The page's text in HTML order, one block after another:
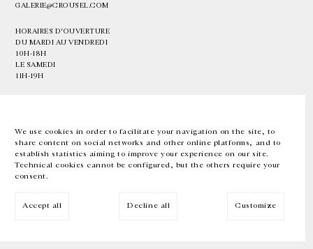
We use cookies in order to facilitate your navigation on the site, to
share content on social networks and other online platforms, and to
establish statistics aiming to improve your experience on our site.
Technical cookies cannot be configured, but the others require your
consent.
Accept all Decline all Customize
GALERIE@CROUSEL.COM
HORAIRES D'OUVERTURE
DU MARDI AU VENDREDI
10H-18H
LE SAMEDI
11H-19H
EN FR 中文 Facebook Instagram
Inscrivez-vous à notre newsletter